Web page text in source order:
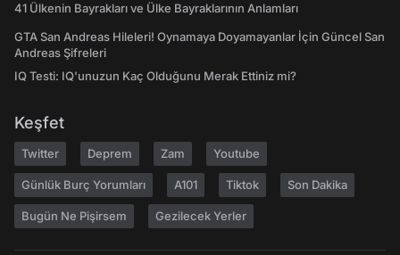
41 Ülkenin Bayrakları ve Ülke Bayraklarının Anlamları
GTA San Andreas Hileleri! Oynamaya Doyamayanlar İçin Güncel San
Andreas Şifreleri
IQ Testi: IQ'unuzun Kaç Olduğunu Merak Ettiniz mi?
Keşfet
Twitter Deprem Zam Youtube
Günlük Burç Yorumları A101 Tiktok Son Dakika
Bugün Ne Pişirsem Gezilecek Yerler